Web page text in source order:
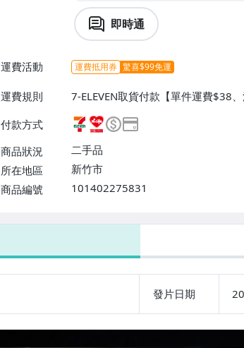
即時通
運費活動 運費抵用券 驚喜$99免運
運費規則
7-ELEVEN取貨付款【單件運費$38
爾富取貨付款【單件運費$60、消費
運費$60、滿8件或消費滿$3000免運
付款方式
商品狀況
二手品
所在地區
新竹市
商品編號
101402275831
7-ELEVEN 運費只要38元
發片日期